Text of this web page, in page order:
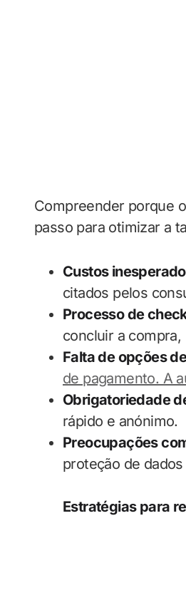
Compreender porque
passo para otimizar a
Custos
citados pelos
Processo de
concluir a
Falta de opções
de pagamento. A
Obrigatoriedade
rápido e anónimo.
Preocupações
proteção de
Estratégias para